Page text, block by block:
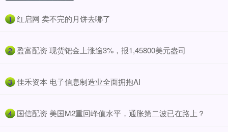
1 ​红启网 卖不完的月饼去哪了
2 ​盈富配资 现货钯金上涨逾3%，报1,45800美元盎司
3 ​佳禾资本 电子信息制造业全面拥抱AI
4 ​国信配资 美国M2重回峰值水平，通胀第二波已在路上？